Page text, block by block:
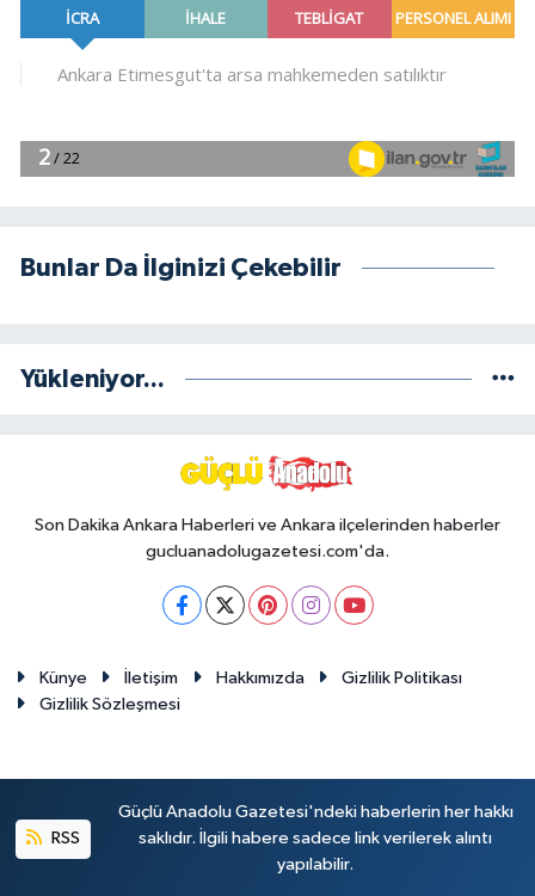
Bunlar Da İlginizi Çekebilir
Yükleniyor...
Son Dakika Ankara Haberleri ve Ankara ilçelerinden haberler
gucluanadolugazetesi.com'da.
Künye İletişim Hakkımızda
Gizlilik Politikası
Gizlilik Sözleşmesi
RSS
Güçlü Anadolu Gazetesi'ndeki haberlerin her hakkı
saklıdır. İlgili habere sadece link verilerek alıntı
yapılabilir.